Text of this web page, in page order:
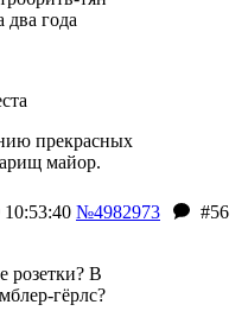
два года
прекрасных
майор.
№4982973
#56
розетки? В
гёрлс?